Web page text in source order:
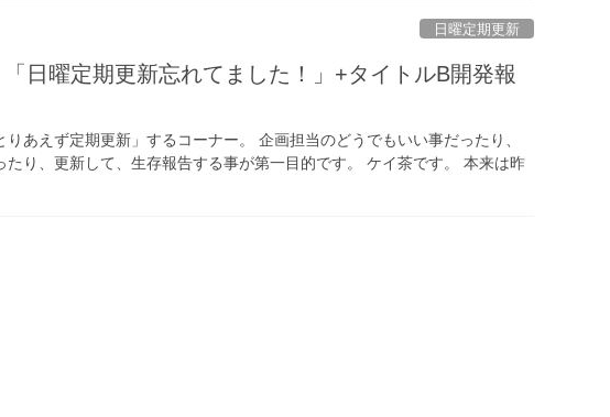
日曜定期更新
日曜定期更新忘れてました！」+タイトルB開発報
あえず定期更新」するコーナー。 企画担当のどうでもいい事だったり、
り、更新して、生存報告する事が第一目的です。 ケイ茶です。 本来は昨